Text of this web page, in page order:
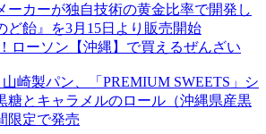
ーカーが独自技術の黄金比率で開発し
ど飴』を3月15日より販売開始
ローソン【沖縄】で買えるぜんざい
山崎製パン、「PREMIUM SWEETS」シ
糖とキャラメルのロール（沖縄県産黒
限定で発売